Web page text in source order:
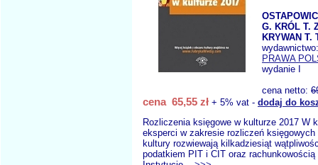
G. KRÓL T.
KRYWAN T.
PRAWA
wydanie I
cena netto:
cena 65,55 zł + 5% vat - dodaj do
Rozliczenia księgowe w kulturze 2017 W
eksperci w zakresie rozliczeń
kultury rozwiewają kilkadziesiąt
podatkiem PIT i CIT oraz rachunkowością